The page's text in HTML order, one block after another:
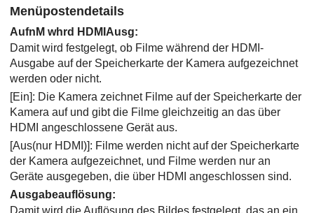
Menüpostendetails
AufnM whrd HDMIAusg:
Damit wird festgelegt, ob Filme während der HDMI-
Ausgabe auf der Speicherkarte der Kamera aufgezeichnet
werden oder nicht.
[Ein]: Die Kamera zeichnet Filme auf der Speicherkarte der
Kamera auf und gibt die Filme gleichzeitig an das über
HDMI angeschlossene Gerät aus.
[Aus(nur HDMI)]: Filme werden nicht auf der Speicherkarte
der Kamera aufgezeichnet, und Filme werden nur an
Geräte ausgegeben, die über HDMI angeschlossen sind.
Ausgabeauflösung:
Damit wird die Auflösung des Bildes festgelegt, das an ein